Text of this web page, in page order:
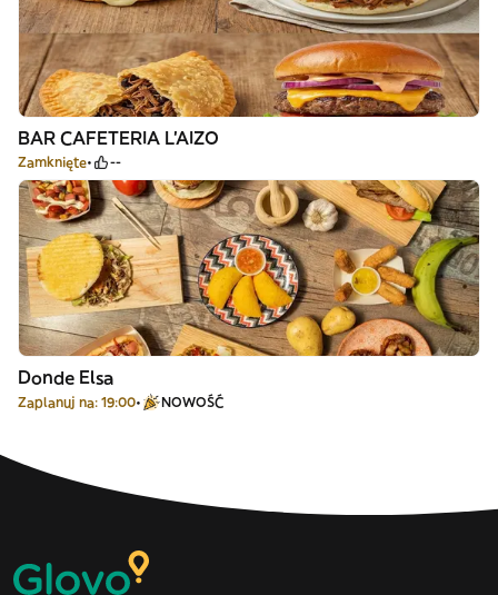
BAR CAFETERIA L'AIZO
Zamknięte --
Donde Elsa
Zaplanuj na: 19:00 NOWOŚĆ